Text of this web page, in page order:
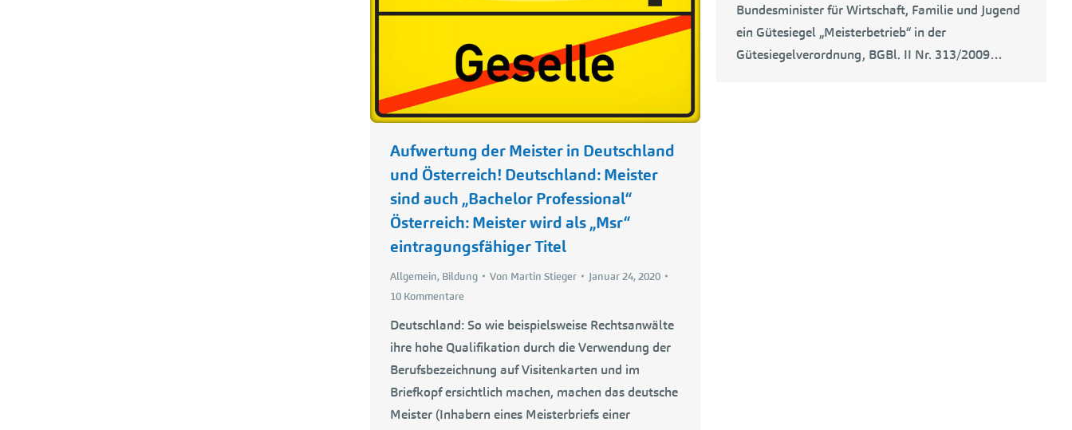
Bundesminister für Wirtschaft, Familie und Jugend
ein Gütesiegel „Meisterbetrieb“ in der
Gütesiegelverordnung, BGBl. II Nr. 313/2009…
Aufwertung der Meister in Deutschland
und Österreich! Deutschland: Meister
sind auch „Bachelor Professional“
Österreich: Meister wird als „Msr“
eintragungsfähiger Titel
Allgemein, Bildung Von Martin Stieger
Januar 24, 2020
10 Kommentare
Deutschland: So wie beispielsweise Rechtsanwälte
ihre hohe Qualifikation durch die Verwendung der
Berufsbezeichnung auf Visitenkarten und im
Briefkopf ersichtlich machen, machen das deutsche
Meister (Inhabern eines Meisterbriefs einer